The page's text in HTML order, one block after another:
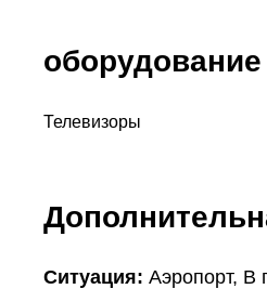
оборудование
Телевизоры
Ситуация: Аэропорт, В